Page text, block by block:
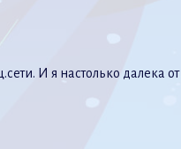
И я настолько далека